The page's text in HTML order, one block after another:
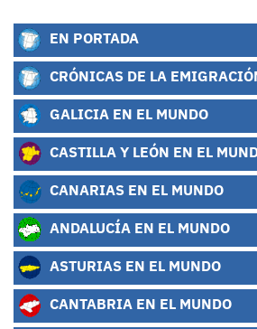
EN PORTADA
CRÓNICAS DE LA
GALICIA EN EL MUNDO
CASTILLA Y LEÓN EN EL
CANARIAS EN EL MUNDO
ANDALUCÍA EN EL MUNDO
ASTURIAS EN EL MUNDO
CANTABRIA EN EL MUNDO